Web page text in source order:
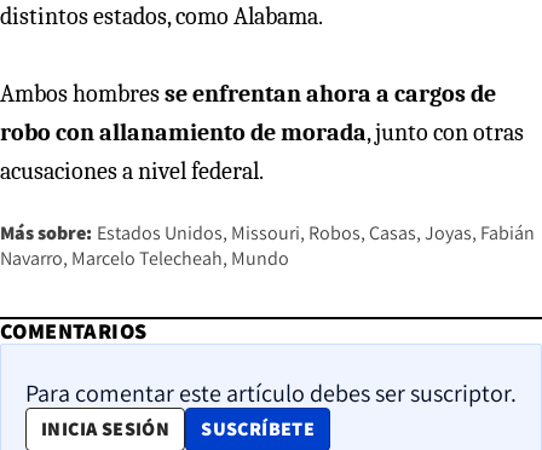
distintos estados, como Alabama.
Ambos hombresse enfrentan ahora a cargos de
robo con allanamiento de morada, junto con otras
acusaciones a nivel federal.
Más sobre: Estados Unidos Missouri Robos Casas Joyas Fabián
Navarro Marcelo Telecheah Mundo
COMENTARIOS
Para comentar este artículo debes ser suscriptor.
INICIA SESIÓN SUSCRÍBETE
OPENS IN NEW WINDOW